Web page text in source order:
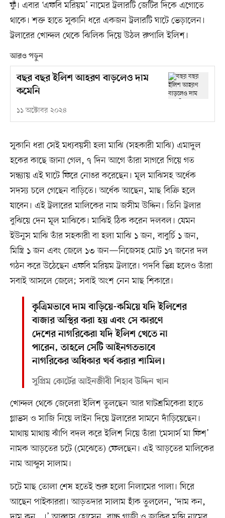
ফুঁ। এবার ‘এফবি মরিয়ম’ নামের ট্রলারটি জেটির দিকে এগোতে
থাকে। শক্ত হাতে সুকানি ধরে একজন ট্রলারটি ঘাটে ভেড়ালেন।
ট্রলারের খোন্দল থেকে ঝিলিক দিয়ে উঠল রুপালি ইলিশ।
আরও পড়ুন
বছর বছর ইলিশ আহরণ বাড়লেও দাম
কমেনি
১১ অক্টোবর ২০২৪
সুকানি ধরা সেই মধ্যবয়সী হলা মাঝি (সহকারী মাঝি) এমাদুল
হকের কাছে জানা গেল, ৭ দিন আগে তাঁরা সাগরে গিয়ে গত
সন্ধ্যায় এই ঘাটে ফিরে নোঙর করেছেন। মূল মাঝিসহ অর্ধেক
সদস্য চলে গেছেন বাড়িতে। অর্ধেক আছেন, মাছ বিক্রি হলে
যাবেন। এই ট্রলারের মালিকের নাম জসীম উদ্দিন। তিনি ট্রলার
বুঝিয়ে দেন মূল মাঝিকে। মাঝিই ঠিক করেন দলবল। যেমন
ইউনুস মাঝি তাঁর সহকারী বা হলা মাঝি ১ জন, বাবুর্চি ১ জন,
মিস্ত্রি ১ জন এবং জেলে ১৩ জন—নিজেসহ মোট ১৭ জনের দল
গঠন করে উঠেছেন এফবি মরিয়ম ট্রলারে। পদবি ভিন্ন হলেও তাঁরা
সবাই আসলে জেলে; সবাই অংশ নেন মাছ শিকারে।
কৃত্রিমভাবে দাম বাড়িয়ে-কমিয়ে যদি ইলিশের
বাজার অস্থির করা হয় এবং সে কারণে
দেশের নাগরিকেরা যদি ইলিশ খেতে না
পারেন, তাহলে সেটি আইনগতভাবে
নাগরিকের অধিকার খর্ব করার শামিল।
সুপ্রিম কোর্টের আইনজীবী শিহাব উদ্দিন খান
খোন্দল থেকে জেলেরা ইলিশ তুলছেন আর ঘাটশ্রমিকেরা হাতে
গ্লাভস ও সাজি নিয়ে লাইন দিয়ে ট্রলারের সামনে দাঁড়িয়েছেন।
মাথায় মাথায় ঝাঁপি বদল করে ইলিশ নিয়ে তাঁরা ‘মেসার্স মা ফিশ’
নামক আড়তের চটে (মেঝেতে) ফেলছেন। এই আড়তের মালিকের
নাম আব্দুস সালাম।
চটে মাছ তোলা শেষ হতেই শুরু হলো নিলামের পালা। ঘিরে
আছেন পাইকাররা। আড়তদার সালাম হাঁক তুললেন, ‘দাম কন,